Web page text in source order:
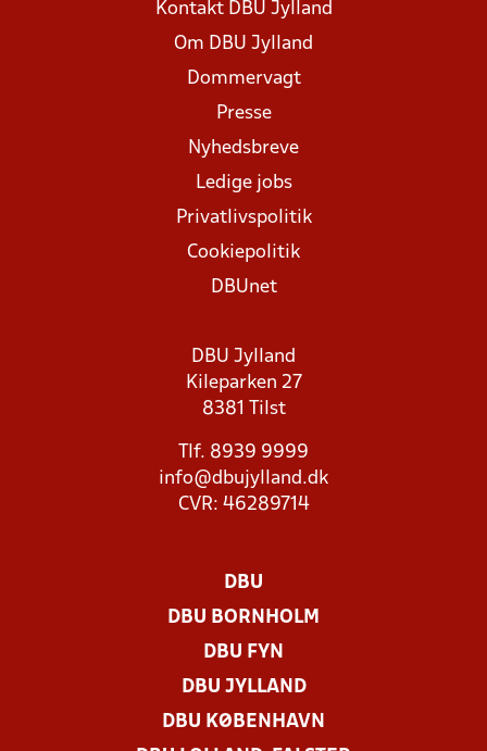
Kontakt DBU Jylland
Om DBU Jylland
Dommervagt
Presse
Nyhedsbreve
Ledige jobs
Privatlivspolitik
Cookiepolitik
DBUnet
DBU Jylland
Kileparken 27
8381 Tilst
Tlf. 8939 9999
info@dbujylland.dk
CVR: 46289714
DBU
DBU BORNHOLM
DBU FYN
DBU JYLLAND
DBU KØBENHAVN